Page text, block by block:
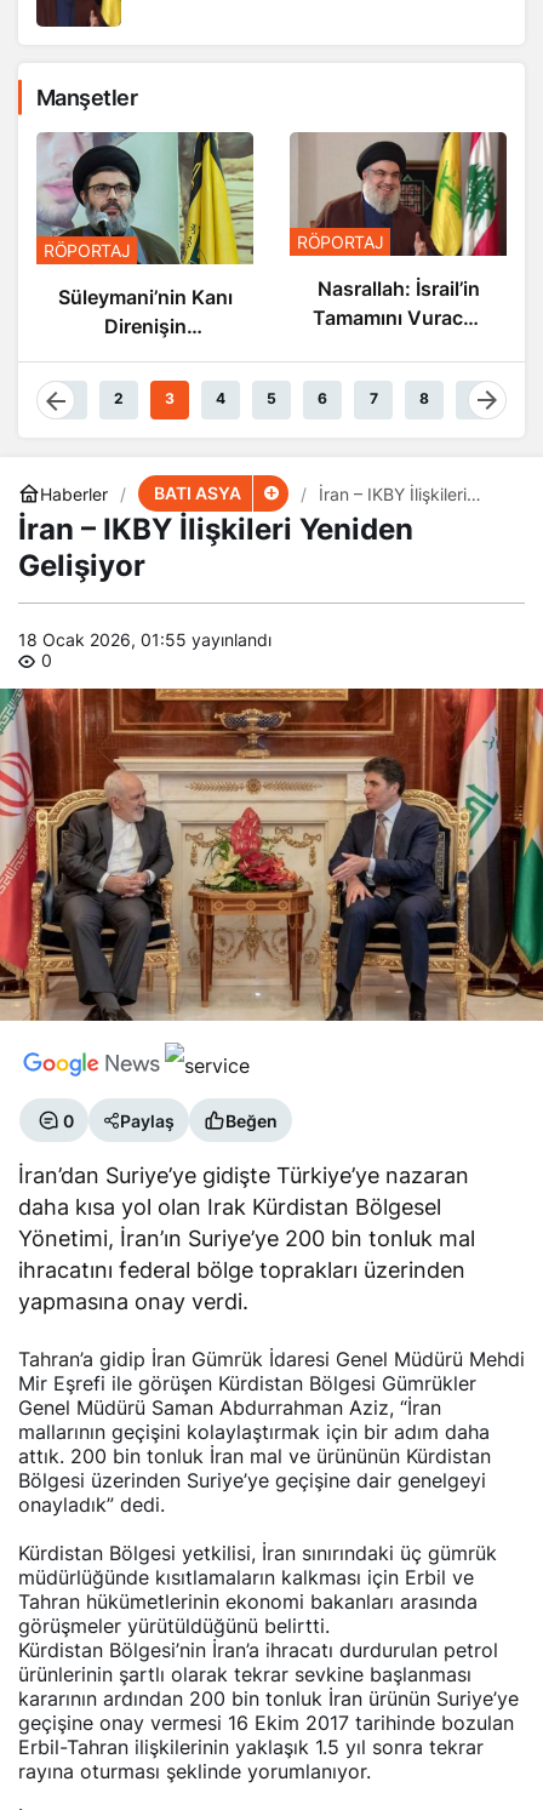
Manşetler
RÖPORTAJ
Süleymani’nin Kanı
Direnişin
Damarlarında
Akıyor
RÖPORTAJ
Nasrallah: İsrail’in
Tamamını Vuracak
1 2 3 4 5 6 7 8 9
Haberler BATI ASYA
İran – IKBY İlişkileri
Yeniden Gelişiyor
İran – IKBY İlişkileri Yeniden
Gelişiyor
18 Ocak 2026, 01:55 yayınlandı
0
0 Paylaş Beğen
İran’dan Suriye’ye gidişte Türkiye’ye nazaran
daha kısa yol olan Irak Kürdistan Bölgesel
Yönetimi, İran’ın Suriye’ye 200 bin tonluk mal
ihracatını federal bölge toprakları üzerinden
yapmasına onay verdi.
Tahran’a gidip İran Gümrük İdaresi Genel Müdürü Mehdi
Mir Eşrefi ile görüşen Kürdistan Bölgesi Gümrükler
Genel Müdürü Saman Abdurrahman Aziz, “İran
mallarının geçişini kolaylaştırmak için bir adım daha
attık. 200 bin tonluk İran mal ve ürününün Kürdistan
Bölgesi üzerinden Suriye’ye geçişine dair genelgeyi
onayladık” dedi.
Kürdistan Bölgesi yetkilisi, İran sınırındaki üç gümrük
müdürlüğünde kısıtlamaların kalkması için Erbil ve
Tahran hükümetlerinin ekonomi bakanları arasında
görüşmeler yürütüldüğünü belirtti.
Kürdistan Bölgesi’nin İran’a ihracatı durdurulan petrol
ürünlerinin şartlı olarak tekrar sevkine başlanması
kararının ardından 200 bin tonluk İran ürünün Suriye’ye
geçişine onay vermesi 16 Ekim 2017 tarihinde bozulan
Erbil-Tahran ilişkilerinin yaklaşık 1.5 yıl sonra tekrar
rayına oturması şeklinde yorumlanıyor.